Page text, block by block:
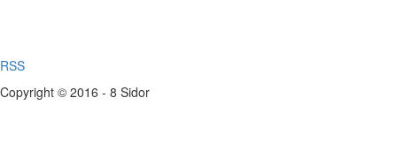
RSS
Copyright © 2016 - 8 Sidor